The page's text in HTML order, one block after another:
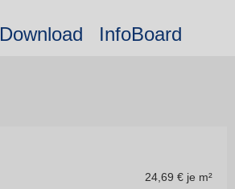
Download InfoBoard
24,69 € je m²